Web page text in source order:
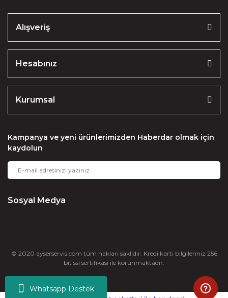
Whatsapp Destek
Alışveriş
Hesabınız
Kurumsal
Kampanya ve yeni ürünlerimizden Haberdar olmak için
kaydolun
Sosyal Medya
© 2020 ayserservis.com tüm hakları saklıdır. Kredi kartı bilgileriniz 256
bit ssl sertifikası ile korunmaktadır.